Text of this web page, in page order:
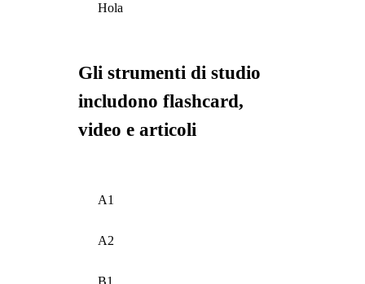
Hola
Gli strumenti di studio
includono flashcard,
video e articoli
A1
A2
B1